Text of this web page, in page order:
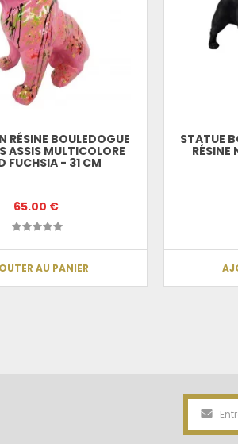
RÉSINE BOULEDOGUE
ASSIS MULTICOLORE
FUCHSIA - 31 CM
65.00 €
AU PANIER
STATUE
RÉSINE